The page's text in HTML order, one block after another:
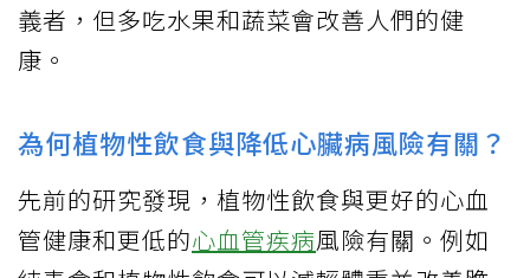
義者，但多吃水果和蔬菜會改善人們的健
康。
為何植物性飲食與降低心臟病風險有關？
先前的研究發現，植物性飲食與更好的心血
管健康和更低的心血管疾病風險有關。例如